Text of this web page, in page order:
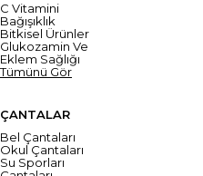
C Vitamini
Bağışıklık
Bitkisel Ürünler
Glukozamin Ve
Eklem Sağlığı
Tümünü Gör
ÇANTALAR
Bel Çantaları
Okul Çantaları
Su Sporları